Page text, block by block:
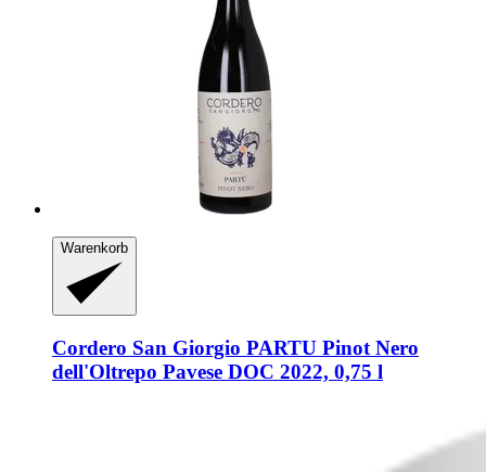
Warenkorb
Cordero San Giorgio PARTU Pinot Nero
dell'Oltrepo Pavese DOC 2022, 0,75 l